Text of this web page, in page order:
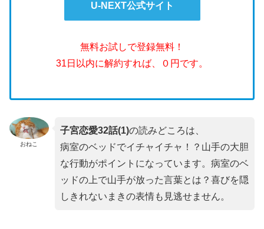
U-NEXT公式サイト
無料お試しで登録無料！
31日以内に解約すれば、０円です。
おねこ
子宮恋愛32話(1)の読みどころは、
病室のベッドでイチャイチャ！？山手の大胆
な行動がポイントになっています。病室のベ
ッドの上で山手が放った言葉とは？喜びを隠
しきれないまきの表情も見逃せません。